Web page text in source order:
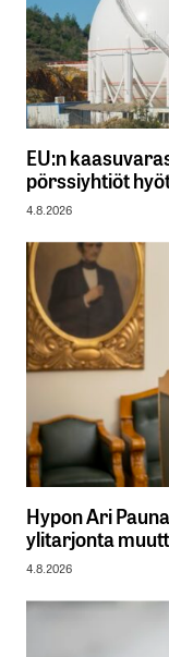
EU:n
pörssiyhtiöt
4.8.2026
Hypon Ari
ylitarjonta
4.8.2026